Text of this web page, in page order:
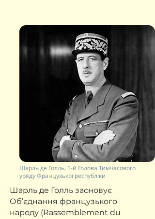
Шарль де Голль, 1-й Голова Тимчасового
уряду Французької республіки
Шарль де Голль засновує
Об’єднання французького
народу (Rassemblement du